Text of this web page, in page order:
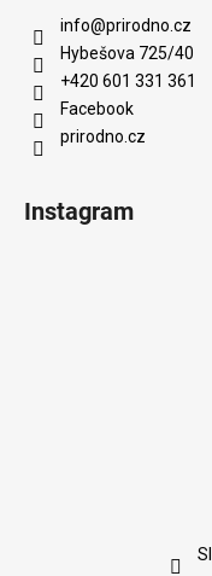
info@prirodno.cz
Hybešova 725/40
+420 601 331 361
Facebook
prirodno.cz
Instagram